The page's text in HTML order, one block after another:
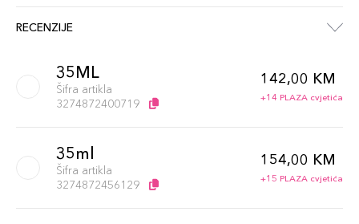
RECENZIJE
35ML
Šifra artikla
3274872400719
142,00 KM
+14 PLAZA cvjetića
35ml
Šifra artikla
3274872456129
154,00 KM
+15 PLAZA cvjetića